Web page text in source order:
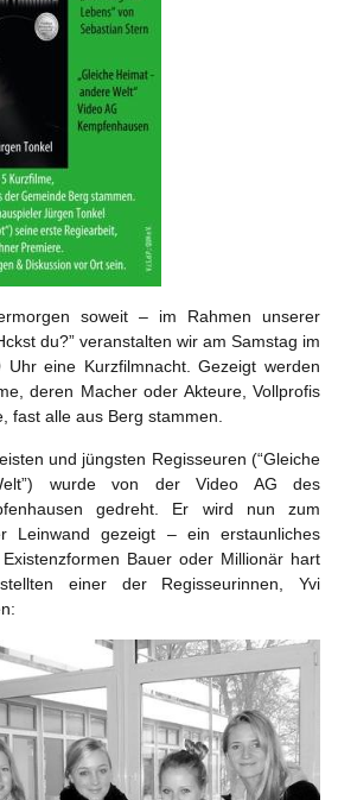
soweit – im Rahmen unserer
du?” veranstalten wir am Samstag im
eine Kurzfilmnacht. Gezeigt werden
deren Macher oder Akteure, Vollprofis
fast alle aus Berg stammen.
und jüngsten Regisseuren (“Gleiche
wurde von der Video AG des
gedreht. Er wird nun zum
Leinwand gezeigt – ein erstaunliches
Bauer oder Millionär hart
einer der Regisseurinnen, Yvi